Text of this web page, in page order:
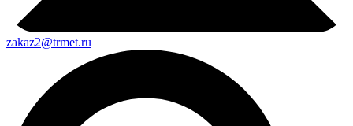
zakaz2@trmet.ru